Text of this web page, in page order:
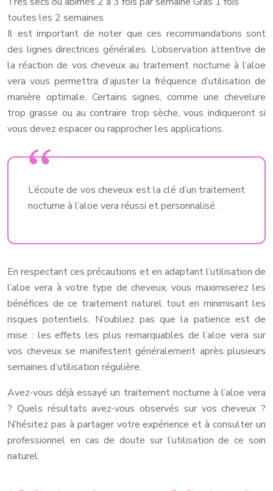
toutes les 2 semaines
Il est important de noter que ces recommandations sont
des lignes directrices générales. L’observation attentive de
la réaction de vos cheveux au traitement nocturne à l’aloe
vera vous permettra d’ajuster la fréquence d’utilisation de
manière optimale. Certains signes, comme une chevelure
trop grasse ou au contraire trop sèche, vous indiqueront si
vous devez espacer ou rapprocher les applications.
L’écoute de vos cheveux est la clé d’un traitement
nocturne à l’aloe vera réussi et personnalisé.
En respectant ces précautions et en adaptant l’utilisation de
l’aloe vera à votre type de cheveux, vous maximiserez les
bénéfices de ce traitement naturel tout en minimisant les
risques potentiels. N’oubliez pas que la patience est de
mise : les effets les plus remarquables de l’aloe vera sur
vos cheveux se manifestent généralement après plusieurs
semaines d’utilisation régulière.
Avez-vous déjà essayé un traitement nocturne à l’aloe vera
? Quels résultats avez-vous observés sur vos cheveux ?
N’hésitez pas à partager votre expérience et à consulter un
professionnel en cas de doute sur l’utilisation de ce soin
naturel.